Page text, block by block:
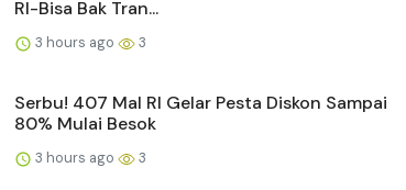
RI-Bisa Bak Tran...
3 hours ago 3
Serbu! 407 Mal RI Gelar Pesta Diskon Sampai
80% Mulai Besok
3 hours ago 3